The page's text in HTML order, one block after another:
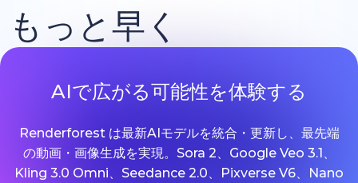
もっと早く
AIで広がる可能性を体験する
Renderforest は最新AIモデルを統合・更新し、最先端
の動画・画像生成を実現。Sora 2、Google Veo 3.1、
Kling 3.0 Omni、Seedance 2.0、Pixverse V6、Nano